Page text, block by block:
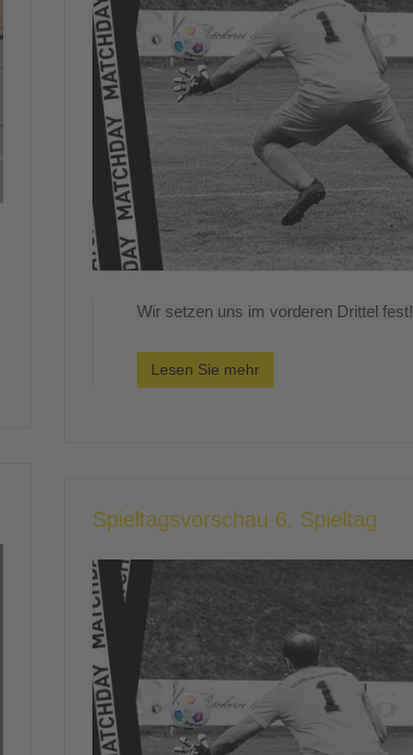
Wir setzen uns im vorderen Drittel fest!
Lesen Sie mehr
Spieltagsvorschau 6. Spieltag